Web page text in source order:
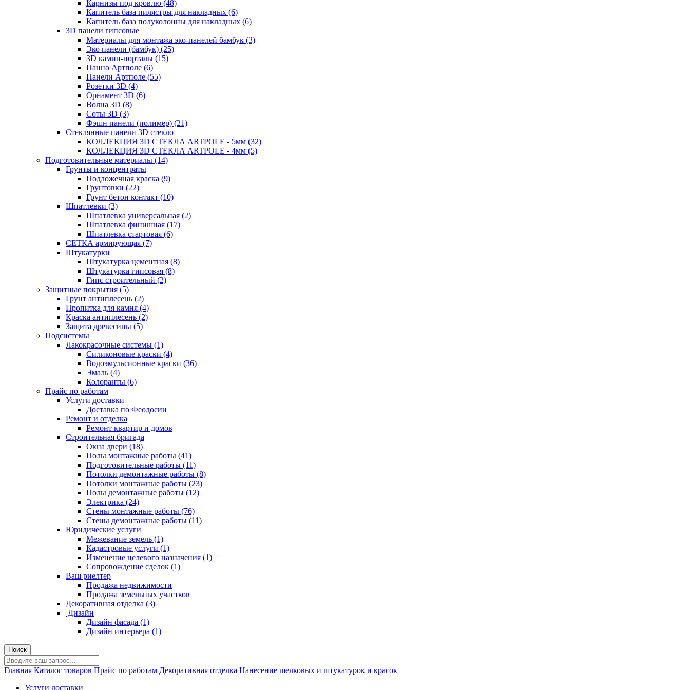
Карнизы под кровлю (48)
Капитель база пилястры для накладных (6)
Капитель база полуколонны для накладных (6)
3D панели гипсовые
Материалы для монтажа эко-панелей бамбук (3)
Эко панели (бамбук) (25)
3D камин-порталы (15)
Панно Артполе (6)
Панели Артполе (55)
Розетки 3D (4)
Орнамент 3D (6)
Волна 3D (8)
Соты 3D (3)
Фэшн панели (полимер) (21)
Стеклянные панели 3D стекло
КОЛЛЕКЦИЯ 3D СТЕКЛА ARTPOLE - 5мм (32)
КОЛЛЕКЦИЯ 3D СТЕКЛА ARTPOLE - 4мм (5)
Подготовительные материалы (14)
Грунты и концентраты
Подложечная краска (9)
Грунтовки (22)
Грунт бетон контакт (10)
Шпатлевки (3)
Шпатлевка универсальная (2)
Шпатлевка финишная (17)
Шпатлевка стартовая (6)
СЕТКА армирующая (7)
Штукатурки
Штукатурка цементная (8)
Штукатурка гипсовая (8)
Гипс строительный (2)
Защитные покрытия (5)
Грунт антиплесень (2)
Пропитка для камня (4)
Краска антиплесень (2)
Защита древесины (5)
Подсистемы
Лакокрасочные системы (1)
Силиконовые краски (4)
Водоэмульсионные краски (36)
Эмаль (4)
Колоранты (6)
Прайс по работам
Услуги доставки
Доставка по Феодосии
Ремонт и отделка
Ремонт квартир и домов
Строительная бригада
Окна двери (18)
Полы монтажные работы (41)
Подготовительные работы (11)
Потолки демонтажные работы (8)
Потолки монтажные работы (23)
Полы демонтажные работы (12)
Электрика (24)
Стены монтажные работы (76)
Стены демонтажные работы (11)
Юридические услуги
Межевание земель (1)
Кадастровые услуги (1)
Изменение целевого назначения (1)
Сопровождение сделок (1)
Ваш риелтер
Продажа недвижимости
Продажа земельных участков
Декоративная отделка (3)
Дизайн
Дизайн фасада (1)
Дизайн интерьера (1)
Главная Каталог товаров Прайс по работам Декоративная отделка Нанесение шелковых и штукатурок и красок
Услуги доставки